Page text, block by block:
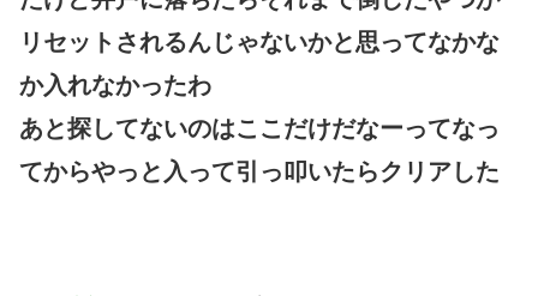
リセットされるんじゃないかと思ってなかな
か入れなかったわ
あと探してないのはここだけだなーってなっ
てからやっと入って引っ叩いたらクリアした